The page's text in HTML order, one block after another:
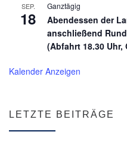
SEP.
18
Ganztägig
Abendessen der
anschließend
(Abfahrt 18.30 Uhr,
Kalender Anzeigen
LETZTE BEITRÄGE